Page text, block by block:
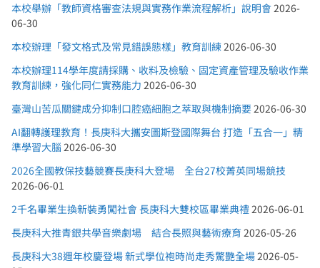
本校舉辦「教師資格審查法規與實務作業流程解析」說明會2026-
06-30
本校辦理「發文格式及常見錯誤態樣」教育訓練2026-06-30
本校辦理114學年度請採購、收料及檢驗、固定資產管理及驗收作業
教育訓練，強化同仁實務能力 2026-06-30
臺灣山苦瓜關鍵成分抑制口腔癌細胞之萃取與機制摘要2026-06-30
AI翻轉護理教育！長庚科大攜安圖斯登國際舞台 打造「五合一」精
準學習大腦 2026-06-30
2026全國教保技藝競賽長庚科大登場 全台27校菁英同場競技
2026-06-01
2千名畢業生換新裝勇闖社會 長庚科大雙校區畢業典禮2026-06-01
長庚科大推青銀共學音樂劇場 結合長照與藝術療育 2026-05-26
長庚科大38週年校慶登場 新式學位袍時尚走秀驚艷全場2026-05-